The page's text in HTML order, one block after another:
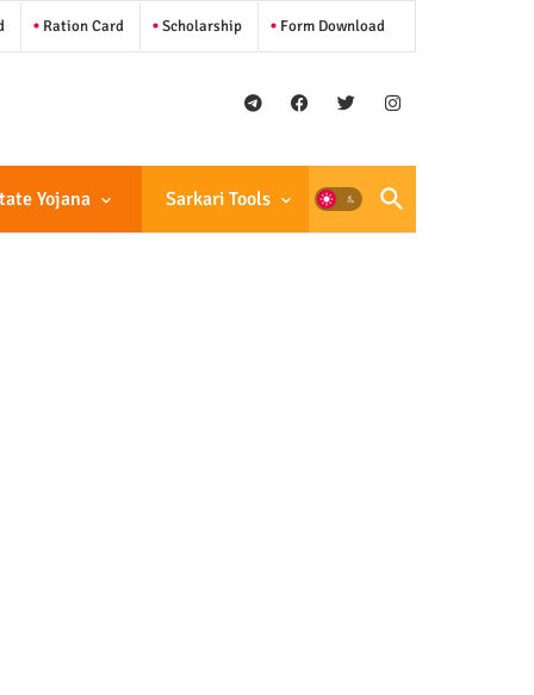
Ration Card Scholarship Form Download
Yojana Sarkari Tools